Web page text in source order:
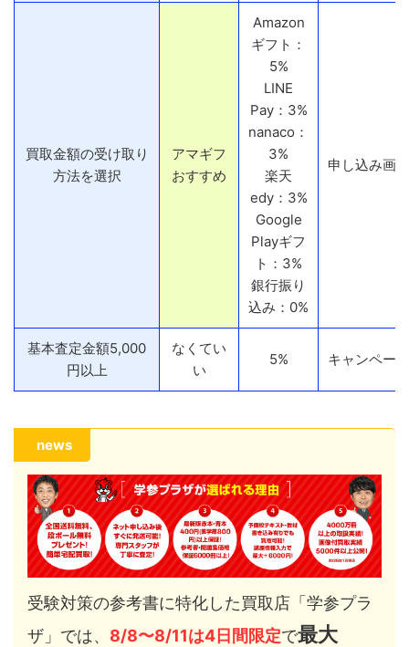
買取金額の受け取り
方法を選択
アマギフ
おすすめ
Amazon
ギフト：
5%
LINE
Pay：3%
nanaco：
3%
楽天
edy：3%
Google
Playギフ
ト：3%
銀行振り
込み：0%
申し込み画
基本査定金額5,000
円以上
なくてい
い
5% キャンペー
news
受験対策の参考書に特化した買取店「学参プラ
ザ」では、 8/8〜8/11は4日間限定で最大